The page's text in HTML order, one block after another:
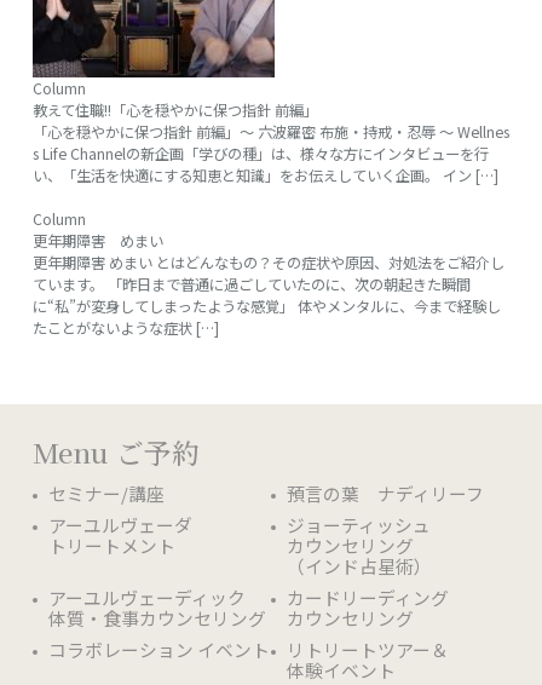
Column
教えて住職!!「心を穏やかに保つ指針 前編」
「心を穏やかに保つ指針 前編」〜 六波羅密 布施・持戒・忍辱 〜 Wellnes
s Life Channelの新企画「学びの種」は、様々な方にインタビューを行
い、「生活を快適にする知恵と知識」をお伝えしていく企画。 イン […]
Column
更年期障害 めまい
更年期障害 めまい とはどんなもの？その症状や原因、対処法をご紹介し
ています。 「昨日まで普通に過ごしていたのに、次の朝起きた瞬間
に“私”が変身してしまったような感覚」 体やメンタルに、今まで経験し
たことがないような症状 […]
Menu ご予約
セミナー/講座
預言の葉 ナディリーフ
アーユルヴェーダ
トリートメント
ジョーティッシュ
カウンセリング
（インド占星術）
アーユルヴェーディック
体質・食事カウンセリング
カードリーディング
カウンセリング
コラボレーション イベント
リトリートツアー＆
体験イベント